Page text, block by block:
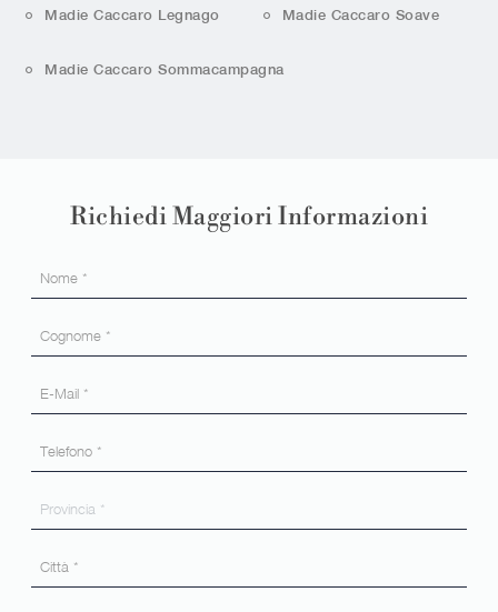
Madie Caccaro Legnago Madie Caccaro Soave
Madie Caccaro Sommacampagna
Richiedi Maggiori Informazioni